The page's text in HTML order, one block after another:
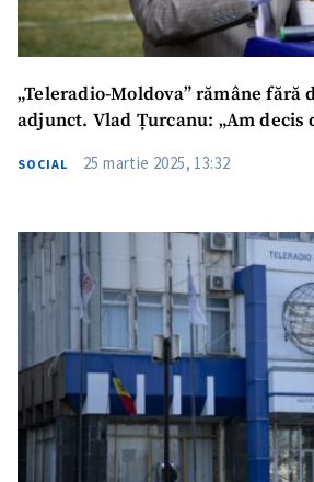
„Teleradio-Moldova” rămâne fără
adjunct. Vlad Țurcanu: „Am decis
SOCIAL 25 martie 2025, 13:32